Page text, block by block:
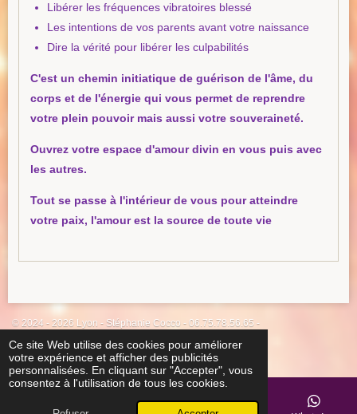
Ce site Web utilise des cookies pour améliorer
votre expérience et afficher des publicités
personnalisées. En cliquant sur "Accepter", vous
consentez à l'utilisation de tous les cookies.
Libérer les fréquences vibratoires blessé
Les intentions de vos parents avant votre naissance
Dire la vérité pour libérer les culpabilités
C'est un chemin initiatique de guérison de l'âme, du
corps et de l'énergie qui vous permet de reprendre
votre plein pouvoir mais aussi votre souveraineté.
Ouvrez votre espace d'amour divin en vous puis avec
les autres.
Tout se passe à l'intérieur de vous pour atteindre
votre paix, l'amour est la source de toute vie
© 2024 - 2026 Lyon - Stéphanie Cocco - 06.75.78.56.65 -
stephanie.cocco69@gmail.com
Propulsé parWebador